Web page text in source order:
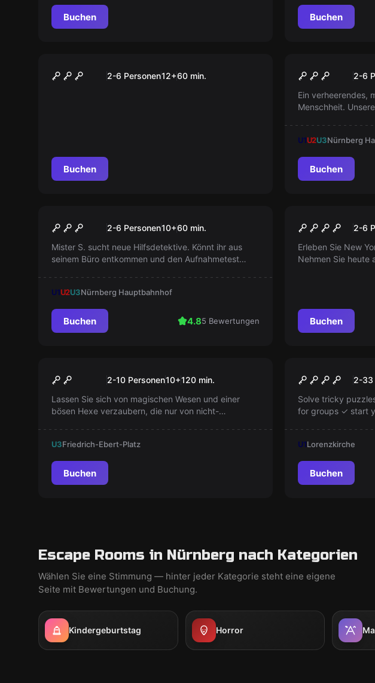
Buchen Buchen
Atlantis2-6 Personen12+60 min.
Buchen
Bunker Z
2-6
Ein verheerendes,
Menschheit.
Wahrheit - Du hast
Nürnberg erreicht!
U1U2U3Nürnberg
Buchen
Room 212b2-6 Personen10+60 min.
Mister S. sucht neue Hilfsdetektive. Könnt ihr aus
seinem Büro entkommen und den Aufnahmetest
U1U2U3Nürnberg Hauptbahnhof
Buchen 4.85 Bewertungen
2-6
Erleben Sie New
Nehmen Sie heute
Buchen
Auroras magischer Würfel
2-10 Personen10+120 min.
Lassen Sie sich von magischen Wesen und einer
bösen Hexe verzaubern, die nur von nicht-
werden Träume wahr. Buchen Sie jetzt Ihr magisches
Abenteuer!
U3Friedrich-Ebert-Platz
Buchen
Neu 2-33
Solve tricky
for groups ✓ start
U1Lorenzkirche
Buchen
Escape Rooms in Nürnberg nach Kategorien
Wählen Sie eine Stimmung — hinter jeder Kategorie steht eine eigene
Seite mit Bewertungen und Buchung.
Kindergeburtstag Horror